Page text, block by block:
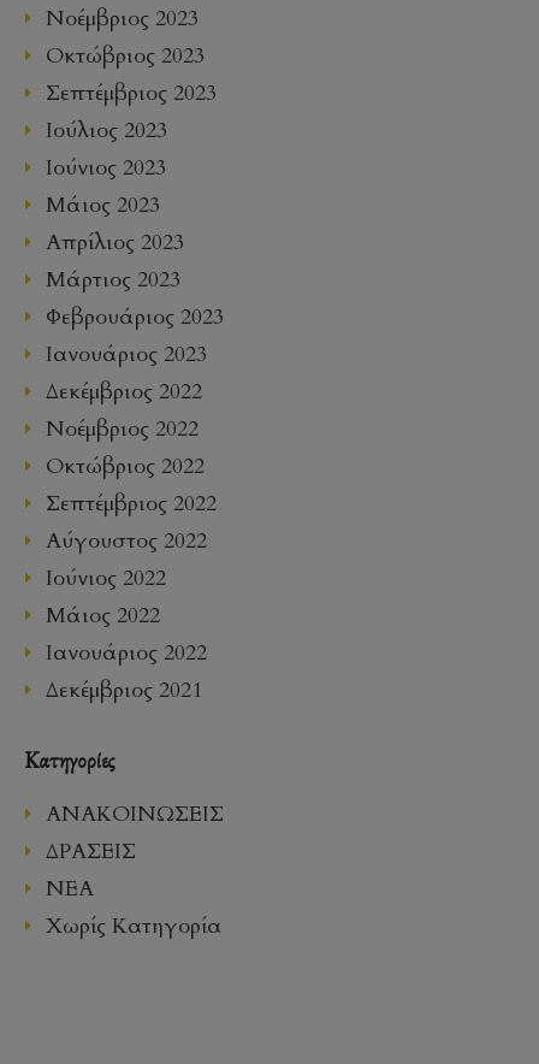
Νοέμβριος 2023
Οκτώβριος 2023
Σεπτέμβριος 2023
Ιούλιος 2023
Ιούνιος 2023
Μάιος 2023
Απρίλιος 2023
Μάρτιος 2023
Φεβρουάριος 2023
Ιανουάριος 2023
Δεκέμβριος 2022
Νοέμβριος 2022
Οκτώβριος 2022
Σεπτέμβριος 2022
Αύγουστος 2022
Ιούνιος 2022
Μάιος 2022
Ιανουάριος 2022
Δεκέμβριος 2021
Kατηγορίες
ΑΝΑΚΟΙΝΩΣΕΙΣ
ΔΡΑΣΕΙΣ
ΝΕΑ
Χωρίς Κατηγορία